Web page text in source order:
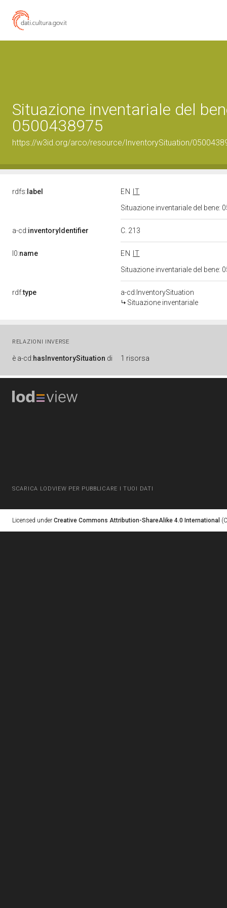
Situazione inventariale del
0500438975
https://w3id.org/arco/resource/InventorySituation/
rdfs: label EN
IT
Situazione inventariale del bene:
a-cd:inventoryIdentifier C. 213
l0:name EN
IT
Situazione inventariale del bene:
rdf:type
a-cd:InventorySituation
Situazione inventariale
RELAZIONI INVERSE
è a-cd:hasInventorySituation di 1 risorsa
SCARICA LODVIEW PER PUBBLICARE I TUOI DATI
Licensed under Creative Commons Attribution-ShareAlike 4.0 International